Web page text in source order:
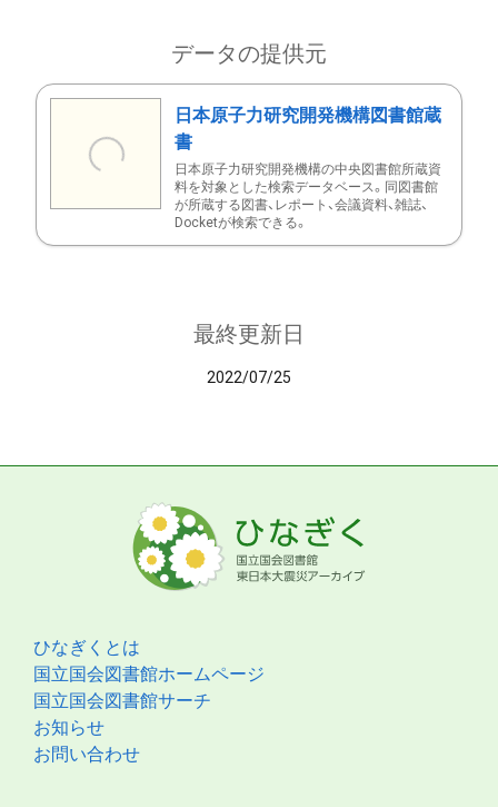
データの提供元
日本原子力研究開発機構図書館蔵
書
日本原子力研究開発機構の中央図書館所蔵資
料を対象とした検索データベース。同図書館
が所蔵する図書、レポート、会議資料、雑誌、
Docketが検索できる。
最終更新日
2022/07/25
ひなぎくとは
国立国会図書館ホームページ
国立国会図書館サーチ
お知らせ
お問い合わせ